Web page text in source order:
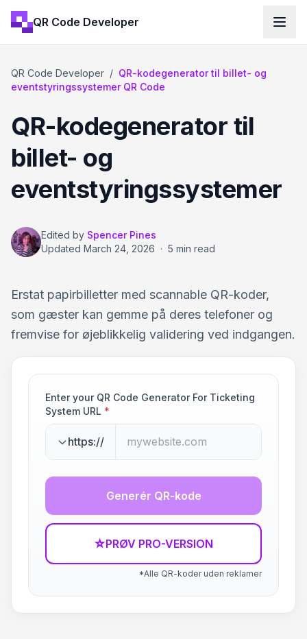
QR Code Developer
QR Code Developer / QR-kodegenerator til billet- og
eventstyringssystemer QR Code
QR-kodegenerator til
billet- og
eventstyringssystemer
Edited by Spencer Pines
Updated March 24, 2026 · 5 min read
Erstat papirbilletter med scannable QR-koder,
som gæster kan gemme på deres telefoner og
fremvise for øjeblikkelig validering ved indgangen.
Enter your QR Code Generator For Ticketing
System URL *
https://
Generér QR-kode
☆PRØV PRO-VERSION
*Alle QR-koder uden reklamer